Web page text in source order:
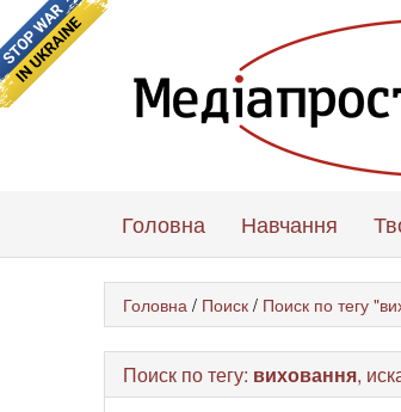
Головна Навчання
Головна / Поиск / Поиск по тегу
Поиск по тегу: виховання,